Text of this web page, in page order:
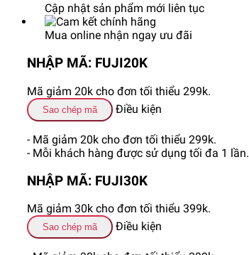
Cập nhật sản phẩm mới liên tục
Mua online nhận ngay ưu đãi
NHẬP MÃ: FUJI20K
Mã giảm 20k cho đơn tối thiểu 299k.
Sao chép mã Điều kiện
- Mã giảm 20k cho đơn tối thiểu 299k.
- Mỗi khách hàng được sử dụng tối đa 1 lần.
NHẬP MÃ: FUJI30K
Mã giảm 30k cho đơn tối thiểu 399k.
Sao chép mã Điều kiện